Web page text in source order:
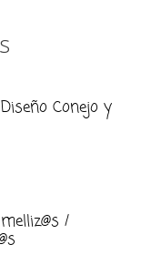
Conejo y
/